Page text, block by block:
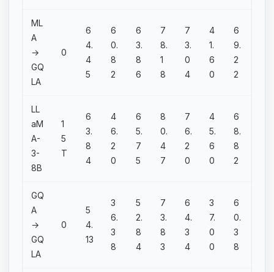
ML
A
→
GQ
LA
0
6
4.
4
5
6
0.
8
2
6
3.
8
6
7
8.
1
8
7
3.
0
4
4
1.
6
0
6
9.
2
2
LL
aM
A-
3-
8B
1
5
T
6
3.
8
4
4
6.
2
0
6
5.
7
5
8
0.
4
7
7
6.
2
0
4
5.
6
0
6
8.
8
2
GQ
A
→
GQ
LA
0
5
4.
13
3
6.
3
8
5
2.
8
4
7
3.
8
3
6
4.
3
4
3
7.
0
0
6
0.
3
8